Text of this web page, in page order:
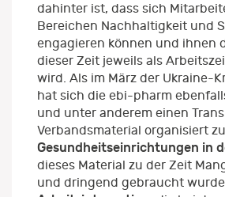
dahinter ist, dass sich
Bereichen Nachhaltigkeit und
engagieren können und ihnen
dieser Zeit jeweils als
wird. Als im März der Ukraine-
hat sich die ebi-pharm
und unter anderem einen
Verbandsmaterial organisiert
Gesundheitseinrichtungen in
dieses Material zu der Zeit
und dringend gebraucht